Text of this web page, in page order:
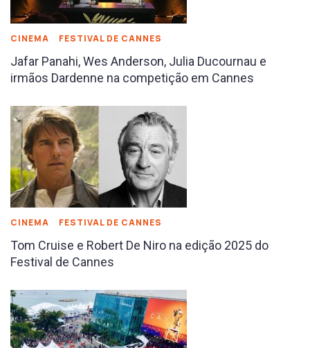
CINEMA FESTIVAL DE CANNES
Jafar Panahi, Wes Anderson, Julia Ducournau e
irmãos Dardenne na competição em Cannes
CINEMA FESTIVAL DE CANNES
Tom Cruise e Robert De Niro na edição 2025 do
Festival de Cannes